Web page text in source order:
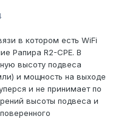
в котором есть WiFi
Рапира R2-CPE. В
высоту подвеса
и мощность на выходе
и не принимает по
высоты подвеса и